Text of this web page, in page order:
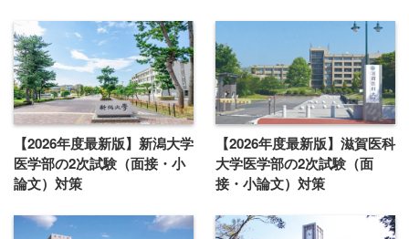
【2026年度最新版】新潟大学
医学部の2次試験（面接・小
論文）対策
【2026年度最新版】滋賀医科
大学医学部の2次試験（面
接・小論文）対策